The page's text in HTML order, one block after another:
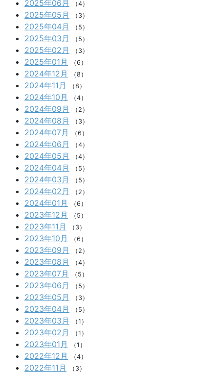
2025年06月 （4）
2025年05月 （3）
2025年04月 （5）
2025年03月 （5）
2025年02月 （3）
2025年01月 （6）
2024年12月 （8）
2024年11月 （8）
2024年10月 （4）
2024年09月 （2）
2024年08月 （3）
2024年07月 （6）
2024年06月 （4）
2024年05月 （4）
2024年04月 （5）
2024年03月 （5）
2024年02月 （2）
2024年01月 （6）
2023年12月 （5）
2023年11月 （3）
2023年10月 （6）
2023年09月 （2）
2023年08月 （4）
2023年07月 （5）
2023年06月 （5）
2023年05月 （3）
2023年04月 （5）
2023年03月 （1）
2023年02月 （1）
2023年01月 （1）
2022年12月 （4）
2022年11月 （3）